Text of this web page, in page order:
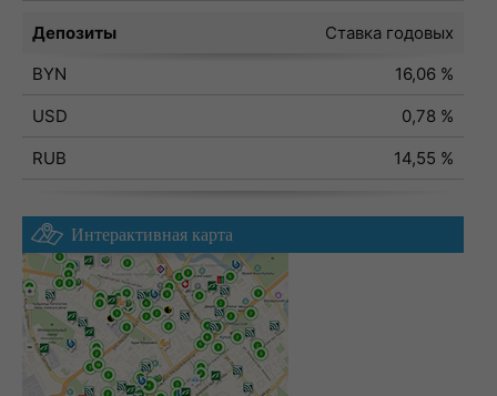
Депозиты
Ставка годовых
BYN
16,06 %
USD
0,78 %
RUB
14,55 %
Интерактивная карта